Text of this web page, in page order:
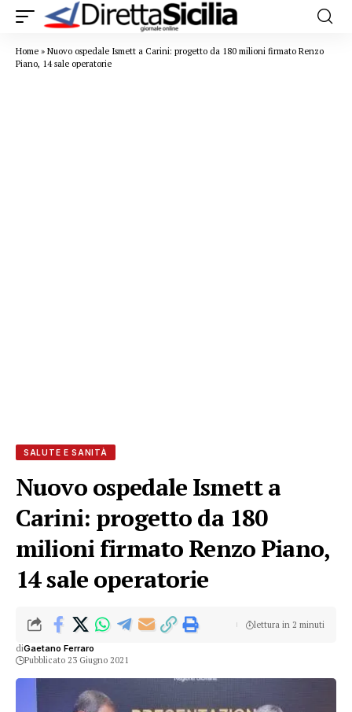
Home » Nuovo ospedale Ismett a Carini: progetto da 180 milioni firmato Renzo
Piano, 14 sale operatorie
SALUTE E SANITÀ
Nuovo ospedale Ismett a
Carini: progetto da 180
milioni firmato Renzo Piano,
14 sale operatorie
diGaetano Ferraro
Pubblicato 23 Giugno 2021
lettura in 2 minuti